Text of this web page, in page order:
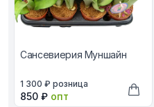
Сансевиерия Муншайн
В наличии, цена в рублях
1 300 ₽ розница
Оптовая цена в рублях
850 ₽ опт